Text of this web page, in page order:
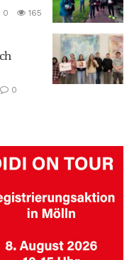
0 165
0